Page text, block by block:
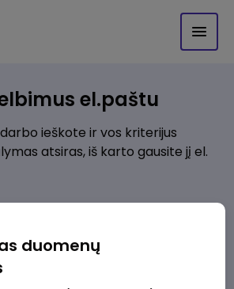
el.paštu
ieškote ir vos kriterijus
atsiras, iš karto gausite jį el.
duomenų